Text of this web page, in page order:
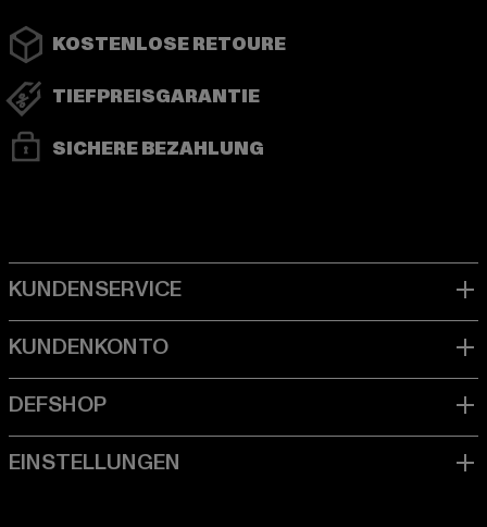
KOSTENLOSE RETOURE
TIEFPREISGARANTIE
SICHERE BEZAHLUNG